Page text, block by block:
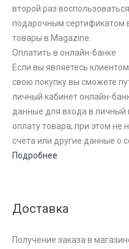
второй раз
подарочным сертификатом
товары в Magazine.
Оплатить в онлайн-банке
Если вы являетесь
свою покупку вы сможете
личный кабинет онлайн-
данные для входа в личный
оплату товара, при этом не
счета или другие данные о
Подробнее
Доставка
Получение заказа в